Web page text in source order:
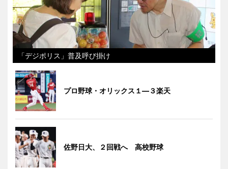
「デジポリス」普及呼び掛け
プロ野球・オリックス１―３楽天
佐野日大、２回戦へ 高校野球